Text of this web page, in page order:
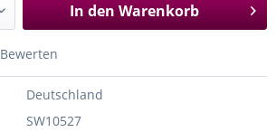
In den Warenkorb
Bewerten
Deutschland
SW10527